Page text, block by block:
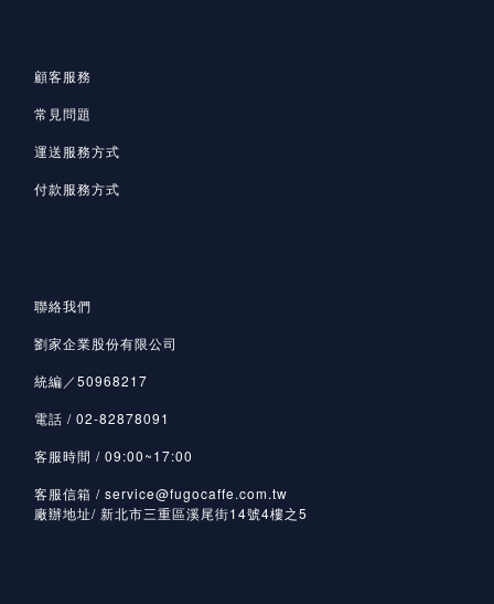
顧客服務
常見問題
運送服務方式
付款服務方式
聯絡我們
劉家企業股份有限公司
統編／50968217
電話 / 02-82878091
客服時間 / 09:00~17:00
客服信箱 / service@fugocaffe.com.tw
廠辦地址/ 新北市三重區溪尾街14號4樓之5